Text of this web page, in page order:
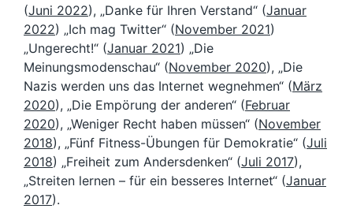
(Juni 2022), „Danke für Ihren Verstand“ (Januar
2022) „Ich mag Twitter“ (November 2021)
„Ungerecht!“ (Januar 2021) „Die
Meinungsmodenschau“ (November 2020), „Die
Nazis werden uns das Internet wegnehmen“ (März
2020), „Die Empörung der anderen“ (Februar
2020), „Weniger Recht haben müssen“ (November
2018), „Fünf Fitness-Übungen für Demokratie“ (Juli
2018) „Freiheit zum Andersdenken“ (Juli 2017),
„Streiten lernen – für ein besseres Internet“ (Januar
2017).